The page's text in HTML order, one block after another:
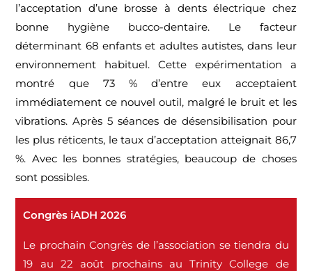
l’acceptation d’une brosse à dents électrique chez
bonne hygiène bucco-dentaire. Le facteur
déterminant 68 enfants et adultes autistes, dans leur
environnement habituel. Cette expérimentation a
montré que 73 % d’entre eux acceptaient
immédiatement ce nouvel outil, malgré le bruit et les
vibrations. Après 5 séances de désensibilisation pour
les plus réticents, le taux d’acceptation atteignait 86,7
%. Avec les bonnes stratégies, beaucoup de choses
sont possibles.
Congrès iADH 2026
Le prochain Congrès de l’association se tiendra du
19 au 22 août prochains au Trinity College de